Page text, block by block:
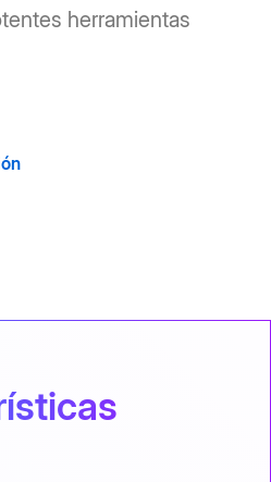
herramientas